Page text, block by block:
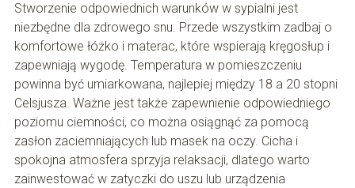
Stworzenie odpowiednich warunków w sypialni jest
niezbędne dla zdrowego snu. Przede wszystkim zadbaj o
komfortowe łóżko i materac, które wspierają kręgosłup i
zapewniają wygodę. Temperatura w pomieszczeniu
powinna być umiarkowana, najlepiej między 18 a 20 stopni
Celsjusza. Ważne jest także zapewnienie odpowiedniego
poziomu ciemności, co można osiągnąć za pomocą
zasłon zaciemniających lub masek na oczy. Cicha i
spokojna atmosfera sprzyja relaksacji, dlatego warto
zainwestować w zatyczki do uszu lub urządzenia